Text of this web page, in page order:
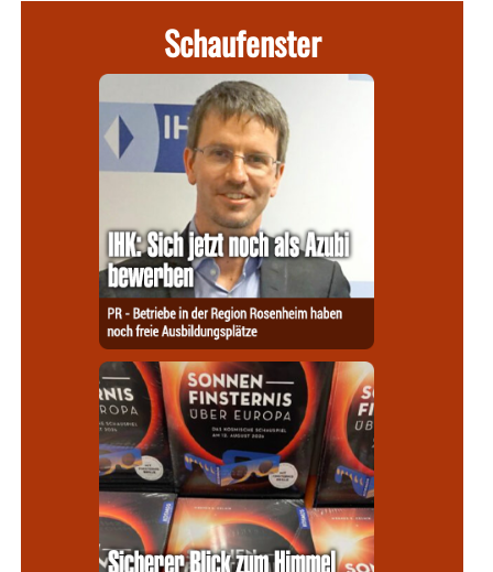
Schaufenster